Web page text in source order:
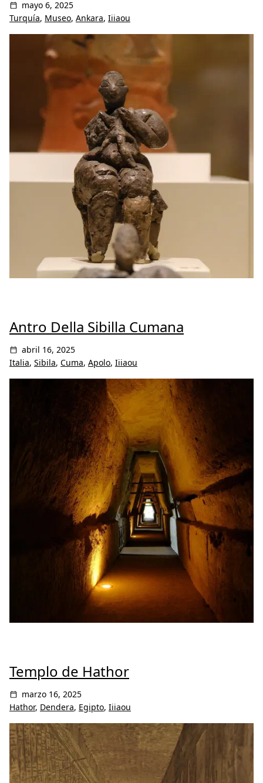
mayo 6, 2025
Turquía, Museo, Ankara, Iiiaou
Antro Della Sibilla Cumana
abril 16, 2025
Italia, Sibila, Cuma, Apolo, Iiiaou
Templo de Hathor
marzo 16, 2025
Hathor, Dendera, Egipto, Iiiaou